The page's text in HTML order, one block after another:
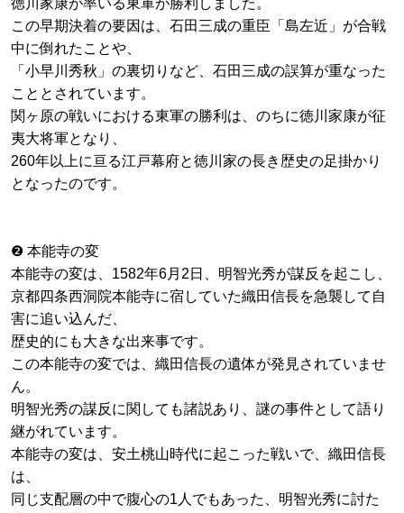
徳川家康が率いる東軍が勝利しました。
この早期決着の要因は、石田三成の重臣「島左近」が合戦
中に倒れたことや、
「小早川秀秋」の裏切りなど、石田三成の誤算が重なった
こととされています。
関ヶ原の戦いにおける東軍の勝利は、のちに徳川家康が征
夷大将軍となり、
260年以上に亘る江戸幕府と徳川家の長き歴史の足掛かり
となったのです。
❷ 本能寺の変
本能寺の変は、1582年6月2日、明智光秀が謀反を起こし、
京都四条西洞院本能寺に宿していた織田信長を急襲して自
害に追い込んだ、
歴史的にも大きな出来事です。
この本能寺の変では、織田信長の遺体が発見されていませ
ん。
明智光秀の謀反に関しても諸説あり、謎の事件として語り
継がれています。
本能寺の変は、安土桃山時代に起こった戦いで、織田信長
は、
同じ支配層の中で腹心の1人でもあった、明智光秀に討た